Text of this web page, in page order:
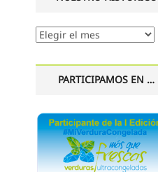
Nuestro
PARTICIPAMOS EN …